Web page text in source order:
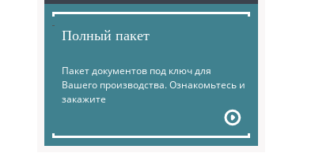
Полный пакет
Пакет документов под ключ для
Вашего производства. Ознакомьтесь и
закажите